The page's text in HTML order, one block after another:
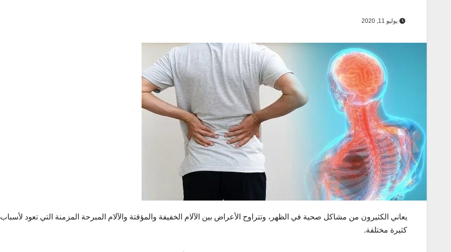
يوليو 11, 2020
يعاني الكثيرون من مشاكل صحية في الظهر، وتتراوح الأعراض بين الآلام الخفيفة والمؤقتة والآلام المبرحة المزمنة التي تعود لأسباب
كثيرة مختلفة.